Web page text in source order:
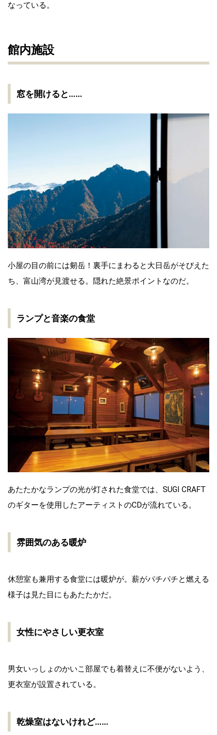
なっている。
館内施設
窓を開けると……
小屋の目の前には剱岳！裏手にまわると大日岳がそびえた
ち、富山湾が見渡せる。隠れた絶景ポイントなのだ。
ランプと音楽の食堂
あたたかなランプの光が灯された食堂では、SUGI CRAFT
のギターを使用したアーティストのCDが流れている。
雰囲気のある暖炉
休憩室も兼用する食堂には暖炉が。薪がパチパチと燃える
様子は見た目にもあたたかだ。
女性にやさしい更衣室
男女いっしょのかいこ部屋でも着替えに不便がないよう、
更衣室が設置されている。
乾燥室はないけれど……